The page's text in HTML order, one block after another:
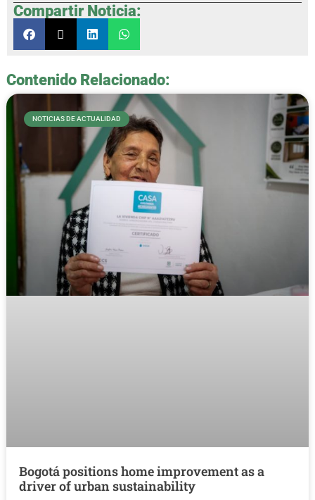
Compartir Noticia:
Contenido Relacionado:
NOTICIAS DE ACTUALIDAD
Bogotá positions home improvement as a
driver of urban sustainability